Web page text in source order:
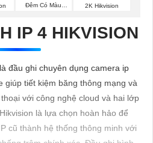
Đêm Có Màu
2K Hikvision
IP 4 HIKVISION
đầu ghi chuyên dụng camera ip
giúp tiết kiệm băng thông mạng và
với công nghệ cloud và hai lớp
là lựa chọn hoàn hảo để
cũ thành hệ thống thông minh với